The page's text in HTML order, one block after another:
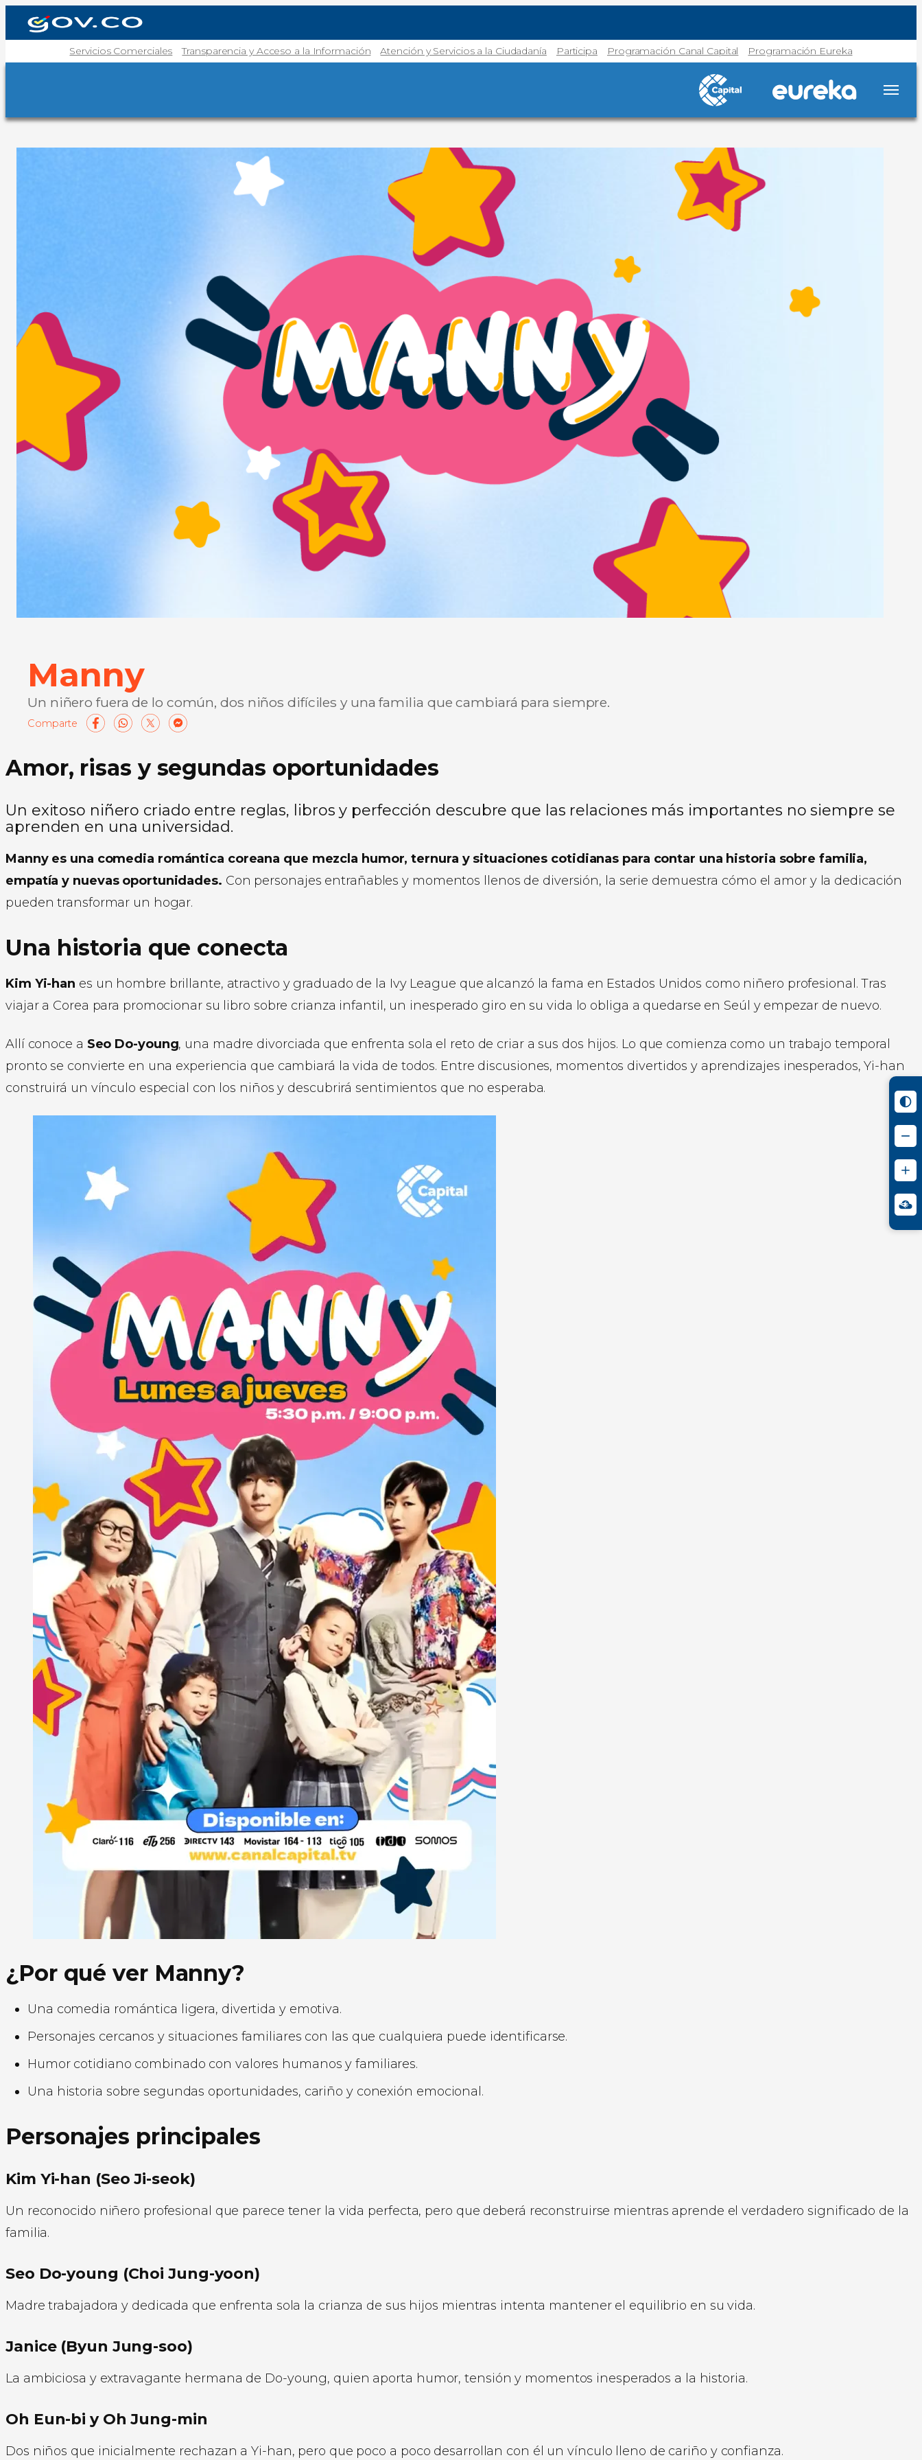
Servicios Comerciales Transparencia y Acceso a la Información Atención y Servicios a la Ciudadanía Participa Programación Canal Capital Programación Eureka
Manny
Un niñero fuera de lo común, dos niños difíciles y una familia que cambiará para siempre.
Facebook
WhatsApp
X
Amor, risas y segundas oportunidades
Un exitoso niñero criado entre reglas, libros y perfección descubre que las relaciones más importantes no siempre se
aprenden en una universidad.
Manny es una comedia romántica coreana que mezcla humor, ternura y situaciones cotidianas para contar una historia sobre familia,
empatía y nuevas oportunidades. Con personajes entrañables y momentos llenos de diversión, la serie demuestra cómo el amor y la dedicación
pueden transformar un hogar.
Una historia que conecta
Kim Yi-han es un hombre brillante, atractivo y graduado de la Ivy League que alcanzó la fama en Estados Unidos como niñero profesional. Tras
viajar a Corea para promocionar su libro sobre crianza infantil, un inesperado giro en su vida lo obliga a quedarse en Seúl y empezar de nuevo.
Allí conoce a Seo Do-young, una madre divorciada que enfrenta sola el reto de criar a sus dos hijos. Lo que comienza como un trabajo temporal
pronto se convierte en una experiencia que cambiará la vida de todos. Entre discusiones, momentos divertidos y aprendizajes inesperados, Yi-han
construirá un vínculo especial con los niños y descubrirá sentimientos que no esperaba.
¿Por qué ver Manny?
Una comedia romántica ligera, divertida y emotiva.
Personajes cercanos y situaciones familiares con las que cualquiera puede identificarse.
Humor cotidiano combinado con valores humanos y familiares.
Una historia sobre segundas oportunidades, cariño y conexión emocional.
Personajes principales
Kim Yi-han (Seo Ji-seok)
Un reconocido niñero profesional que parece tener la vida perfecta, pero que deberá reconstruirse mientras aprende el verdadero significado de la
familia.
Seo Do-young (Choi Jung-yoon)
Madre trabajadora y dedicada que enfrenta sola la crianza de sus hijos mientras intenta mantener el equilibrio en su vida.
Janice (Byun Jung-soo)
La ambiciosa y extravagante hermana de Do-young, quien aporta humor, tensión y momentos inesperados a la historia.
Oh Eun-bi y Oh Jung-min
Dos niños que inicialmente rechazan a Yi-han, pero que poco a poco desarrollan con él un vínculo lleno de cariño y confianza.